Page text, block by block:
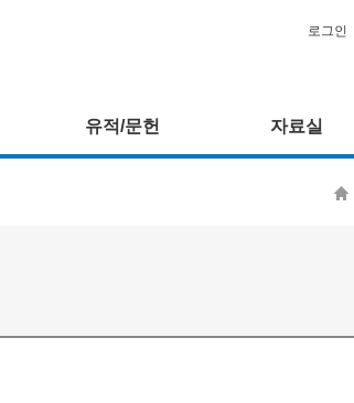
로그인
유적/문헌 자료실